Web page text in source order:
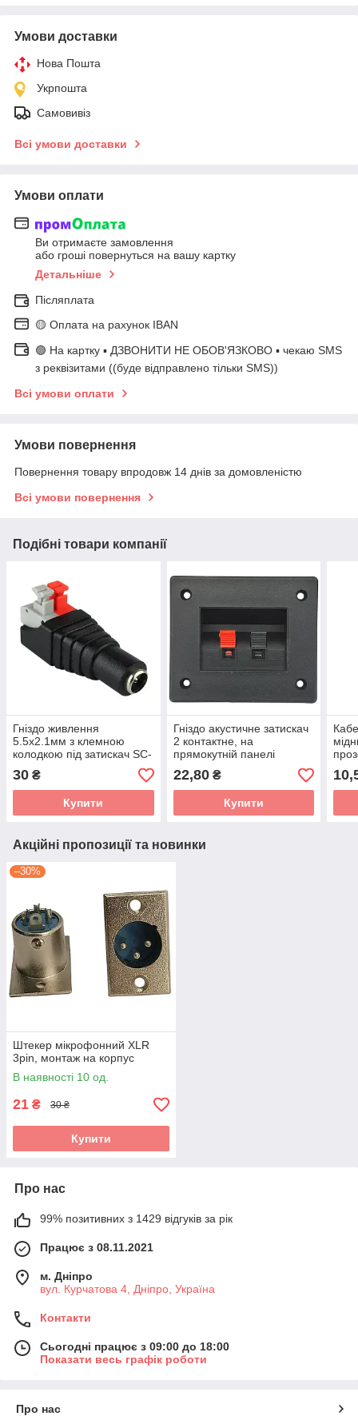
Умови доставки
Нова Пошта
Укрпошта
Самовивіз
Всі умови доставки
Умови оплати
Ви отримаєте замовлення
або гроші повернуться на вашу картку
Детальніше
Післяплата
🟡 Оплата на рахунок IBAN
🟢 На картку ▪️ ДЗВОНИТИ НЕ ОБОВ'ЯЗКОВО ▪️ чекаю SMS
з реквізитами ((буде відправлено тільки SMS))
Всі умови оплати
Умови повернення
Повернення товару впродовж 14 днів за домовленістю
Всі умови повернення
Подібні товари компанії
Гніздо живлення
5.5x2.1мм з клемною
колодкою під затискач SC-
30 ₴
Купити
Гніздо акустичне затискач
2 контактне, на
прямокутній панелі
22,80₴
Купити
Акційні пропозиції та новинки
–30%
Штекер мікрофонний XLR
3pin, монтаж на корпус
В наявності 10 од.
21 ₴ 30 ₴
Купити
Про нас
99% позитивних з 1429 відгуків за рік
Працює з 08.11.2021
м. Дніпро
вул. Курчатова 4, Дніпро, Україна
Контакти
Сьогодні працює з 09:00 до 18:00
Показати весь графік роботи
Про нас